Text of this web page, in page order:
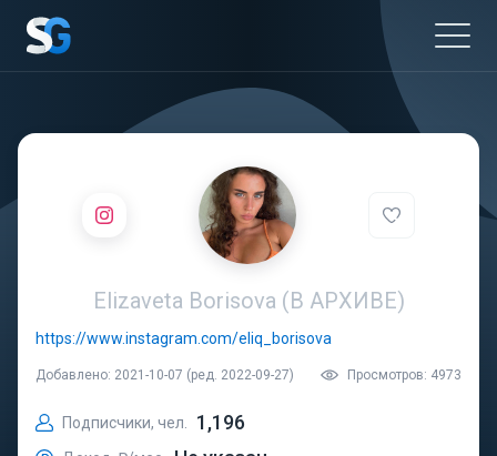
Elizaveta Borisova (В АРХИВЕ)
https://www.instagram.com/eliq_borisova
Добавлено: 2021-10-07 (ред. 2022-09-27) Просмотров: 4973
Подписчики, чел. 1,196